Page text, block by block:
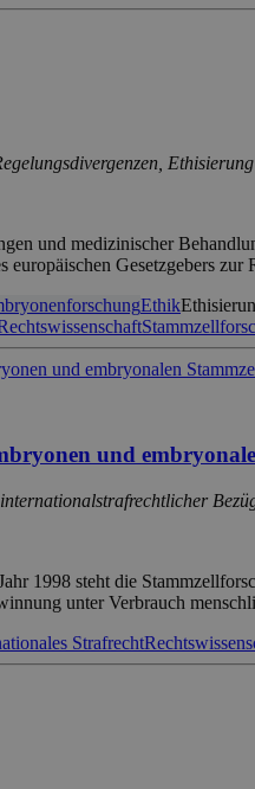
und medizinischer
europäischen Gesetzgebers
Ethik
und
1998 steht die
unter Verbrauch
Strafrecht